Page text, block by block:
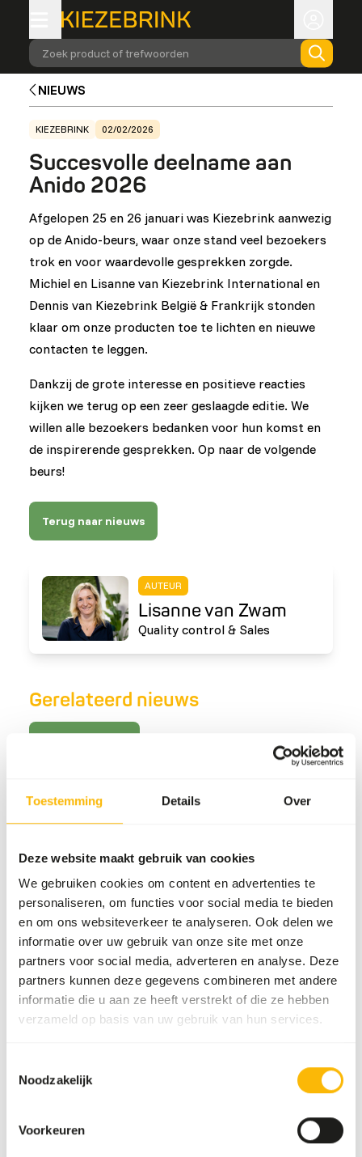
Toestemming Details Over
Deze website maakt gebruik van cookies
We gebruiken cookies om content en advertenties te
personaliseren, om functies voor social media te bieden
en om ons websiteverkeer te analyseren. Ook delen we
informatie over uw gebruik van onze site met onze
partners voor social media, adverteren en analyse. Deze
partners kunnen deze gegevens combineren met andere
informatie die u aan ze heeft verstrekt of die ze hebben
verzameld op basis van uw gebruik van hun services.
Noodzakelijk
Voorkeuren
Zoek product of trefwoorden
NIEUWS
AUTEUR
Lisanne van Zwam
Quality control & Sales
KIEZEBRINK 02/02/2026
Succesvolle deelname aan
Anido 2026
Afgelopen 25 en 26 januari was Kiezebrink aanwezig
op de Anido-beurs, waar onze stand veel bezoekers
trok en voor waardevolle gesprekken zorgde.
Michiel en Lisanne van Kiezebrink International en
Dennis van Kiezebrink België & Frankrijk stonden
klaar om onze producten toe te lichten en nieuwe
contacten te leggen.
Dankzij de grote interesse en positieve reacties
kijken we terug op een zeer geslaagde editie. We
willen alle bezoekers bedanken voor hun komst en
de inspirerende gesprekken. Op naar de volgende
beurs!
Terug naar nieuws
Gerelateerd nieuws
09/10/2025
aanwezig met onze stand op de